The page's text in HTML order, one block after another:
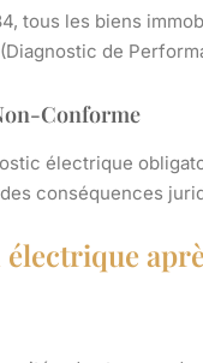
tous les biens
de
Conforme
électrique
conséquences